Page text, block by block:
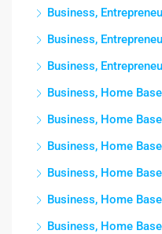
Business,
Business,
Business,
Business, Home
Business, Home
Business, Home
Business, Home
Business, Home
Business, Home